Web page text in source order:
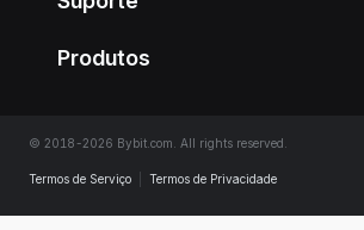
Produtos
© 2018-2026 Bybit.com. All rights reserved.
Termos de Serviço Termos de Privacidade